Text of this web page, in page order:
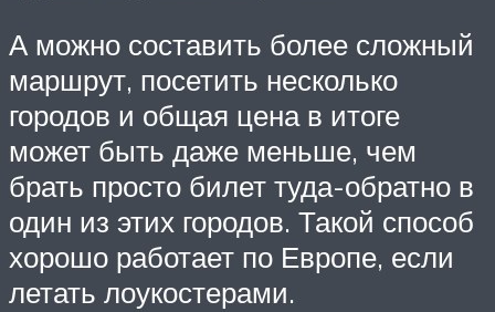
А можно составить более сложный
маршрут, посетить несколько
городов и общая цена в итоге
может быть даже меньше, чем
брать просто билет туда-обратно в
один из этих городов. Такой способ
хорошо работает по Европе, если
летать лоукостерами.